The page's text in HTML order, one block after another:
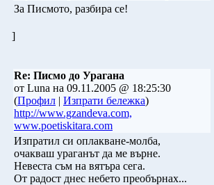
За Писмото, разбира се!
]
Re: Писмо до Урагана
от Luna на 09.11.2005 @ 18:25:30
(Профил | Изпрати бележка)
http://www.gzandeva.com,
www.poetiskitara.com
Изпратил си оплакване-молба,
очакваш ураганът да ме върне.
Невеста съм на вятъра сега.
От радост днес небето преобърнах...